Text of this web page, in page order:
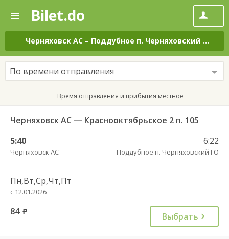
—
Поиск
и
покупка
билетов
на
автобус
онлайн
Bilet.do
Черняховск АС – Поддубное п. Черняховский ГО
По времени отправления
Время отправления и прибытия местное
Черняховск АС — Краснооктябрьское 2 п. 105
5:40
Черняховск АС
6:22
Поддубное п. Черняховский ГО
Пн,Вт,Ср,Чт,Пт
с 12.01.2026
84 руб. Выбрать